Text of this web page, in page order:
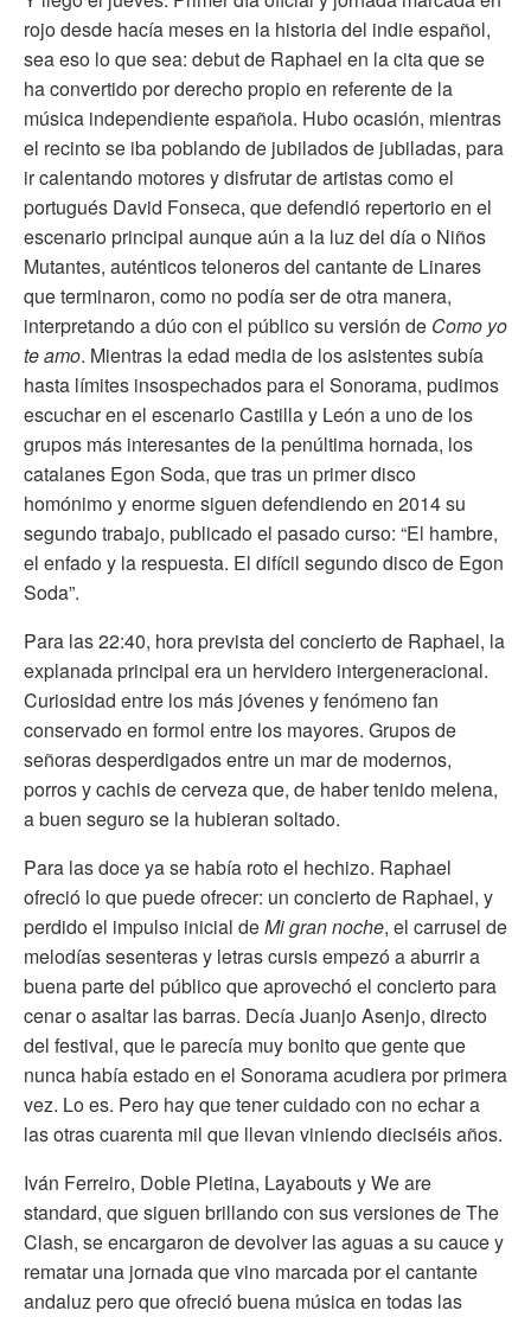
rojo desde hacía meses en la historia del indie español,
sea eso lo que sea: debut de Raphael en la cita que se
ha convertido por derecho propio en referente de la
música independiente española. Hubo ocasión, mientras
el recinto se iba poblando de jubilados de jubiladas, para
ir calentando motores y disfrutar de artistas como el
portugués David Fonseca, que defendió repertorio en el
escenario principal aunque aún a la luz del día o Niños
Mutantes, auténticos teloneros del cantante de Linares
que terminaron, como no podía ser de otra manera,
interpretando a dúo con el público su versión de Como yo
te amo. Mientras la edad media de los asistentes subía
hasta límites insospechados para el Sonorama, pudimos
escuchar en el escenario Castilla y León a uno de los
grupos más interesantes de la penúltima hornada, los
catalanes Egon Soda, que tras un primer disco
homónimo y enorme siguen defendiendo en 2014 su
segundo trabajo, publicado el pasado curso: “El hambre,
el enfado y la respuesta. El difícil segundo disco de Egon
Soda”.
Para las 22:40, hora prevista del concierto de Raphael, la
explanada principal era un hervidero intergeneracional.
Curiosidad entre los más jóvenes y fenómeno fan
conservado en formol entre los mayores. Grupos de
señoras desperdigados entre un mar de modernos,
porros y cachis de cerveza que, de haber tenido melena,
a buen seguro se la hubieran soltado.
Para las doce ya se había roto el hechizo. Raphael
ofreció lo que puede ofrecer: un concierto de Raphael, y
perdido el impulso inicial deMi gran noche, el carrusel de
melodías sesenteras y letras cursis empezó a aburrir a
buena parte del público que aprovechó el concierto para
cenar o asaltar las barras. Decía Juanjo Asenjo, directo
del festival, que le parecía muy bonito que gente que
nunca había estado en el Sonorama acudiera por primera
vez. Lo es. Pero hay que tener cuidado con no echar a
las otras cuarenta mil que llevan viniendo dieciséis años.
Iván Ferreiro, Doble Pletina, Layabouts y We are
standard, que siguen brillando con sus versiones de The
Clash, se encargaron de devolver las aguas a su cauce y
rematar una jornada que vino marcada por el cantante
andaluz pero que ofreció buena música en todas las